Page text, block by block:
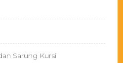
Sarung Kursi